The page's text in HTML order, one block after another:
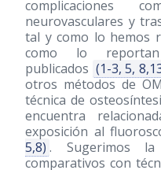
complicaciones
neurovasculares y
tal y como lo hemos
como lo reportan
publicados (1-3, 5,
otros métodos de
técnica de
encuentra
exposición al
5,8) . Sugerimos la
comparativos con